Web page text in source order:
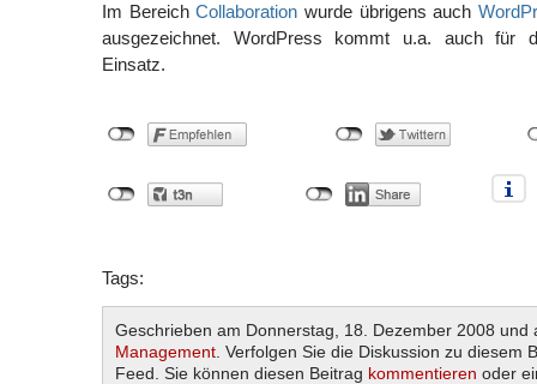
Im BereichCollaboration wurde übrigens auch
ausgezeichnet. WordPress kommt u.a. auch für
Einsatz.
Tags:
Geschrieben am Donnerstag, 18. Dezember 2008
Management . Verfolgen Sie die Diskussion zu diesem
Feed. Sie können diesen Beitrag kommentieren oder